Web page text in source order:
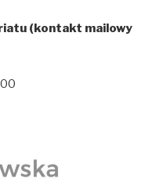
(kontakt mailowy